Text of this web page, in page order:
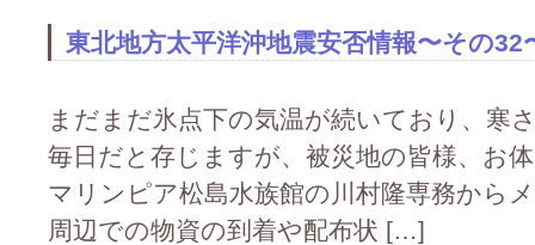
東北地方太平洋沖地震安否情報〜その32
まだまだ氷点下の気温が続いており、寒
毎日だと存じますが、被災地の皆様、お
マリンピア松島水族館の川村隆専務から
周辺での物資の到着や配布状 […]